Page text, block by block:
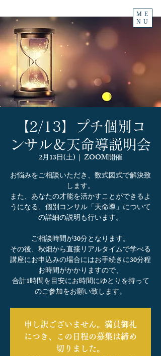
ME
NU
【2/13】プチ個別コ
ンサル＆天命導説明会
2月13日(土)
  |
ZOOM開催
お悩みをご相談いただき、数式図式で解決致
します。
また、あなたの才能を活かすことができるよ
うになる、個別コンサル「天命導」について
の詳細の説明も行います。
ご相談時間が30分となります。
その後、秋畑から直接リアルタイムで学べる
講座にお申込みの場合にはお手続きに30分程
お時間がかかりますので、
合計1時間を目安にお時間にゆとりを持って
のご参加をお願い致します。
申し訳ございません。満員御礼
につき、この日程の募集は締め
切りました。